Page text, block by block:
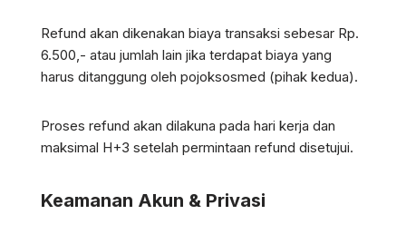
Refund akan dikenakan biaya transaksi sebesar Rp.
6.500,- atau jumlah lain jika terdapat biaya yang
harus ditanggung oleh pojoksosmed (pihak kedua).
Proses refund akan dilakuna pada hari kerja dan
maksimal H+3 setelah permintaan refund disetujui.
Keamanan Akun & Privasi